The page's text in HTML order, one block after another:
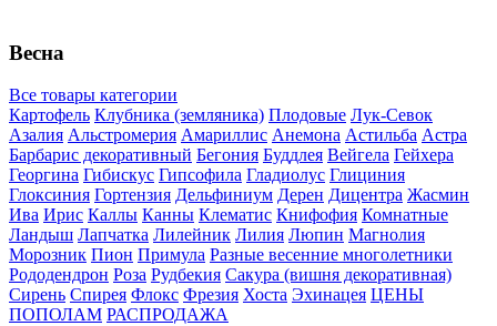
Весна
Все товары категории
Картофель Клубника (земляника) Плодовые Лук-Севок
Азалия Альстромерия Амариллис Анемона Астильба Астра
Барбарис декоративный Бегония Буддлея Вейгела Гейхера
Георгина Гибискус Гипсофила Гладиолус Глициния
Глоксиния Гортензия Дельфиниум Дерен Дицентра Жасмин
Ива Ирис Каллы Канны Клематис Книфофия Комнатные
Ландыш Лапчатка Лилейник Лилия Люпин Магнолия
Морозник Пион Примула Разные весенние многолетники
Рододендрон Роза Рудбекия Сакура (вишня декоративная)
Сирень Спирея Флокс Фрезия Хоста Эхинацея ЦЕНЫ
ПОПОЛАМ РАСПРОДАЖА